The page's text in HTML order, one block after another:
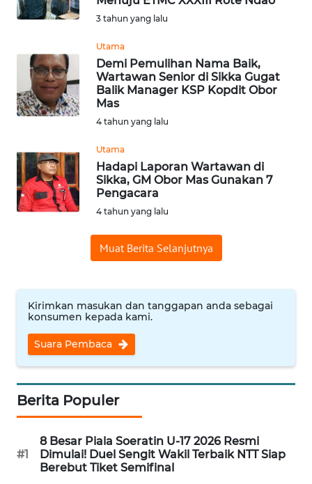
3 tahun yang lalu
Utama
Demi Pemulihan Nama Baik,
Wartawan Senior di Sikka Gugat
Balik Manager KSP Kopdit Obor
Mas
4 tahun yang lalu
Utama
Hadapi Laporan Wartawan di
Sikka, GM Obor Mas Gunakan 7
Pengacara
4 tahun yang lalu
Muat Berita Selanjutnya
Kirimkan masukan dan tanggapan anda sebagai
konsumen kepada kami.
Suara Pembaca
Berita Populer
#1
8 Besar Piala Soeratin U-17 2026 Resmi
Dimulai! Duel Sengit Wakil Terbaik NTT Siap
Berebut Tiket Semifinal
WN
JAKARTA
WN
BANTEN
KEPRI
WN
PAPUA
WN
PAPUA
BARAT
WN
RIAU